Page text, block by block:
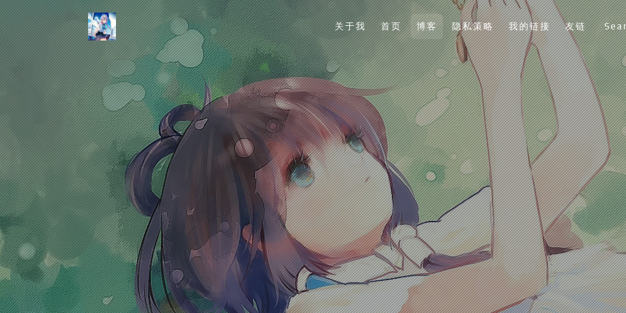
关于我 首页 博客 隐私策略 我的链接 友链